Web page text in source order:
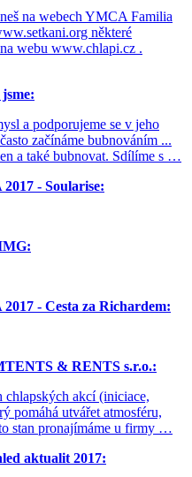
na webech YMCA Familia
některé
webu www.chlapi.cz .
a podporujeme se v jeho
začínáme bubnováním ...
a také bubnovat. Sdílíme s …
2017 - Soularise:
2017 - Cesta za Richardem:
& RENTS s.r.o.:
chlapských akcí (iniciace,
pomáhá utvářet atmosféru,
stan pronajímáme u firmy …
aktualit 2017: